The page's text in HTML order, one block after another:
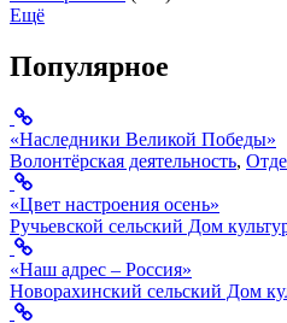
Ещё
Популярное
«Наследники Великой Победы»
Волонтёрская деятельность,
«Цвет настроения осень»
Ручьевской сельский Дом
«Наш адрес – Россия»
Новорахинский сельский Дом